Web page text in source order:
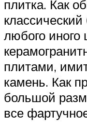
плитка. Как
любого иного
плитами,
камень. Как
большой
все